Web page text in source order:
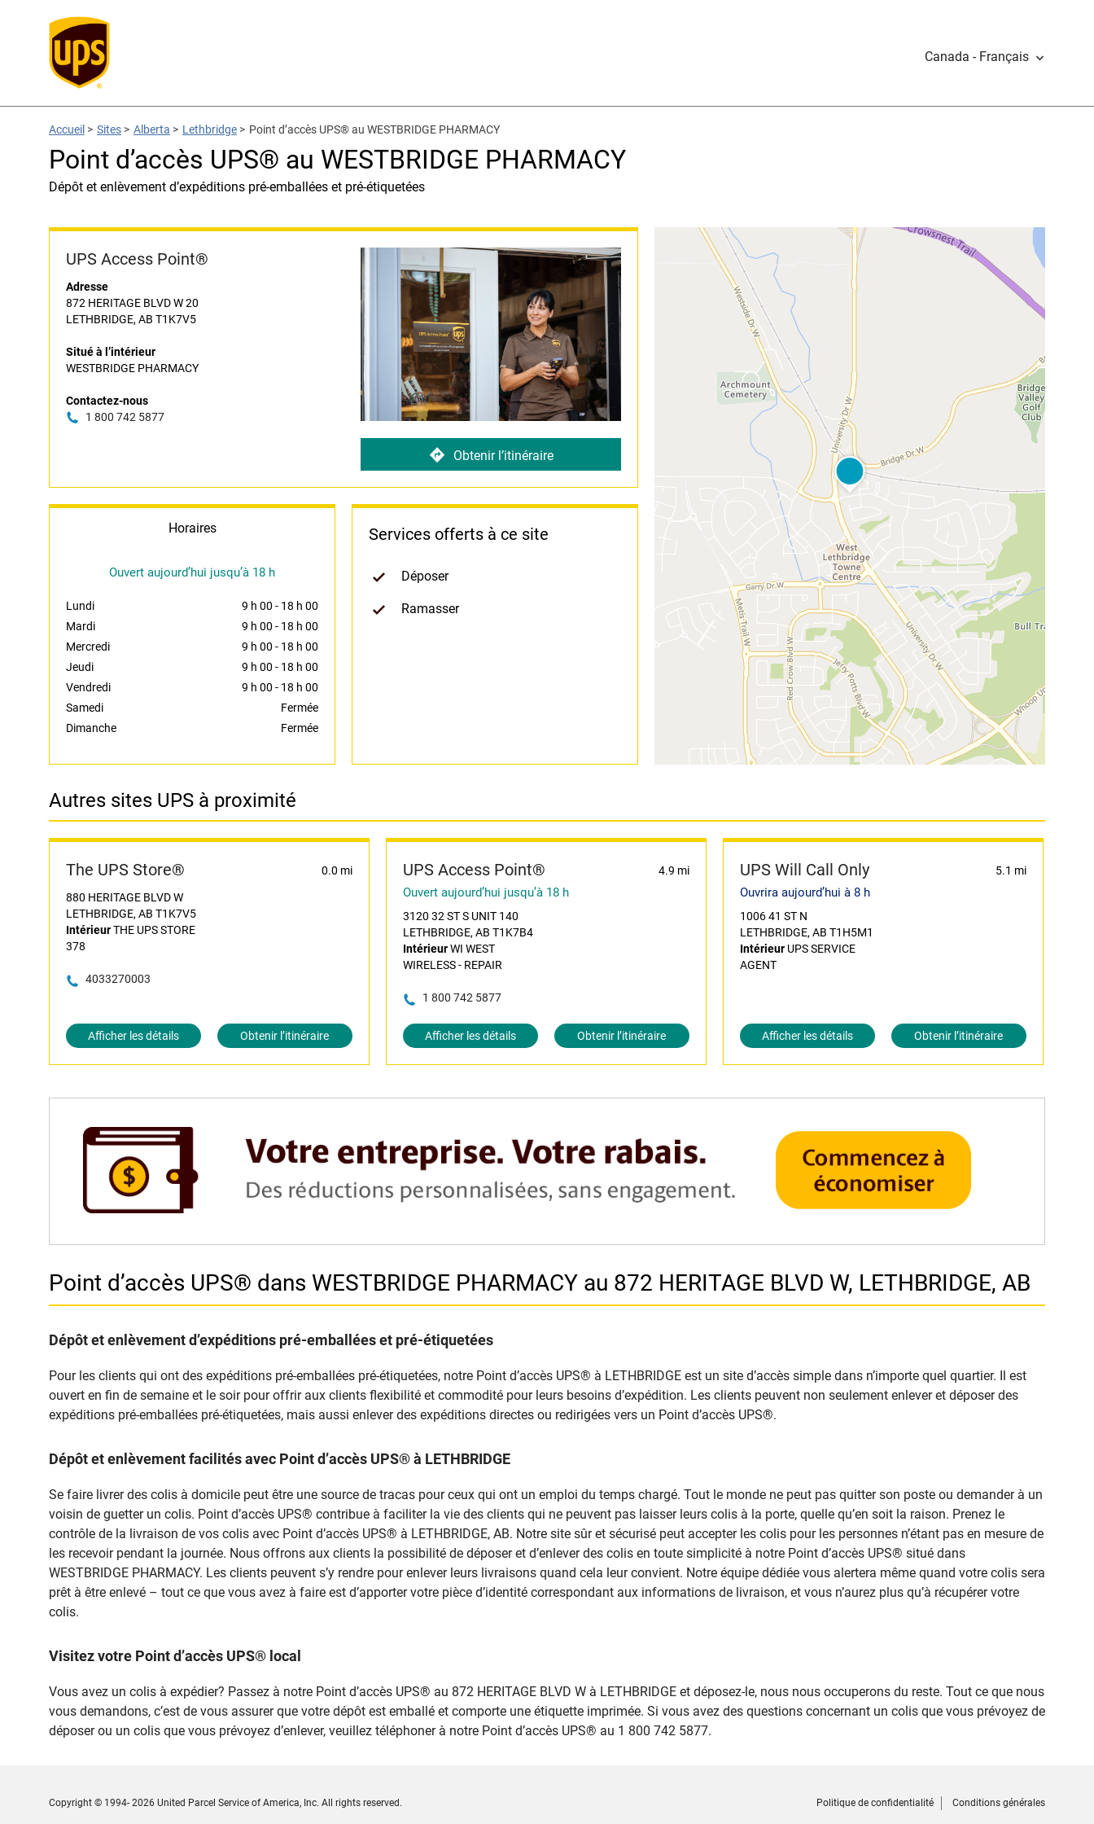
Canada - Français
Accueil > Sites > Alberta > Lethbridge > Point d’accès UPS® au WESTBRIDGE PHARMACY
Point d’accès UPS® au WESTBRIDGE PHARMACY
Dépôt et enlèvement d’expéditions pré-emballées et pré-étiquetées
UPS Access Point®
Adresse
872 HERITAGE BLVD W 20
LETHBRIDGE, AB T1K7V5
Situé à l’intérieur
WESTBRIDGE PHARMACY
Contactez-nous
1 800 742 5877
Obtenir l’itinéraire
Horaires
Ouvert aujourd’hui jusqu’à 18 h
Lundi 9 h 00 - 18 h 00
Mardi
9 h 00 - 18 h 00
Mercredi
9 h 00 - 18 h 00
Jeudi
9 h 00 - 18 h 00
Vendredi
9 h 00 - 18 h 00
Samedi
Fermée
Dimanche
Fermée
Services offerts à ce site
Déposer
Ramasser
Autres sites UPS à proximité
The UPS Store® 0.0 mi
880 HERITAGE BLVD W
LETHBRIDGE, AB T1K7V5
IntérieurTHE UPS STORE
378
4033270003
Afficher les détails Obtenir l’itinéraire
UPS Access Point® 4.9 mi
Ouvert aujourd’hui jusqu’à 18 h
3120 32 ST S UNIT 140
LETHBRIDGE, AB T1K7B4
IntérieurWI WEST
WIRELESS - REPAIR
1 800 742 5877
Afficher les détails Obtenir l’itinéraire
UPS Will Call Only 5.1 mi
Ouvrira aujourd’hui à 8 h
1006 41 ST N
LETHBRIDGE, AB T1H5M1
IntérieurUPS SERVICE
AGENT
Afficher les détails Obtenir l’itinéraire
Point d’accès UPS® dans WESTBRIDGE PHARMACY au 872 HERITAGE BLVD W, LETHBRIDGE, AB
Dépôt et enlèvement d’expéditions pré-emballées et pré-étiquetées
Pour les clients qui ont des expéditions pré-emballées pré-étiquetées, notre Point d’accès UPS® à LETHBRIDGE est un site d’accès simple dans n’importe quel quartier. Il est
ouvert en fin de semaine et le soir pour offrir aux clients flexibilité et commodité pour leurs besoins d’expédition. Les clients peuvent non seulement enlever et déposer des
expéditions pré-emballées pré-étiquetées, mais aussi enlever des expéditions directes ou redirigées vers un Point d’accès UPS®.
Dépôt et enlèvement facilités avec Point d’accès UPS® à LETHBRIDGE
Se faire livrer des colis à domicile peut être une source de tracas pour ceux qui ont un emploi du temps chargé. Tout le monde ne peut pas quitter son poste ou demander à un
voisin de guetter un colis. Point d’accès UPS® contribue à faciliter la vie des clients qui ne peuvent pas laisser leurs colis à la porte, quelle qu’en soit la raison. Prenez le
contrôle de la livraison de vos colis avec Point d’accès UPS® à LETHBRIDGE, AB. Notre site sûr et sécurisé peut accepter les colis pour les personnes n’étant pas en mesure de
les recevoir pendant la journée. Nous offrons aux clients la possibilité de déposer et d’enlever des colis en toute simplicité à notre Point d’accès UPS® situé dans
WESTBRIDGE PHARMACY. Les clients peuvent s’y rendre pour enlever leurs livraisons quand cela leur convient. Notre équipe dédiée vous alertera même quand votre colis sera
prêt à être enlevé – tout ce que vous avez à faire est d’apporter votre pièce d’identité correspondant aux informations de livraison, et vous n’aurez plus qu’à récupérer votre
colis.
Visitez votre Point d’accès UPS® local
Vous avez un colis à expédier? Passez à notre Point d’accès UPS® au 872 HERITAGE BLVD W à LETHBRIDGE et déposez-le, nous nous occuperons du reste. Tout ce que nous
vous demandons, c’est de vous assurer que votre dépôt est emballé et comporte une étiquette imprimée. Si vous avez des questions concernant un colis que vous prévoyez de
déposer ou un colis que vous prévoyez d’enlever, veuillez téléphoner à notre Point d’accès UPS® au 1 800 742 5877.
Politique de confidentialité Conditions générales
Copyright © 1994- 2026 United Parcel Service of America, Inc. All rights reserved.